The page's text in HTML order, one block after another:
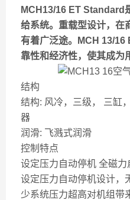
MCH13/16 ET Standard
给系统。重载型设计，在
有着广泛途。MCH 13/
靠性和经济性，使其成为
结构
结构: 风冷，三级， 三缸
器
润滑: 飞溅式润滑
控制特点
设定压力自动停机 全磁力
设定压力自动停机设计，
少系统压力超高对机组带